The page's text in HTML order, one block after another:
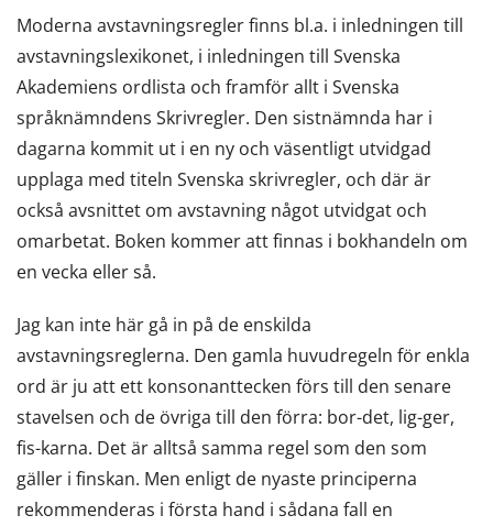
Moderna avstavningsregler finns bl.a. i inledningen till
avstavningslexikonet, i inledningen till Svenska
Akademiens ordlista och framför allt i Svenska
språknämndens Skrivregler. Den sistnämnda har i
dagarna kommit ut i en ny och väsentligt utvidgad
upplaga med titeln Svenska skrivregler, och där är
också avsnittet om avstavning något utvidgat och
omarbetat. Boken kommer att finnas i bokhandeln om
en vecka eller så.
Jag kan inte här gå in på de enskilda
avstavningsreglerna. Den gamla huvudregeln för enkla
ord är ju att ett konsonanttecken förs till den senare
stavelsen och de övriga till den förra: bor-det, lig-ger,
fis-karna. Det är alltså samma regel som den som
gäller i finskan. Men enligt de nyaste principerna
rekommenderas i första hand i sådana fall en